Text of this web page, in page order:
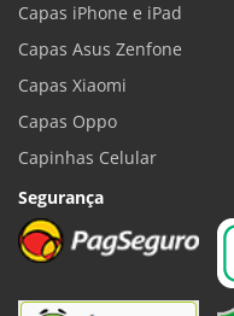
Capas iPhone e iPad
Capas Asus Zenfone
Capas Xiaomi
Capas Oppo
Capinhas Celular
Segurança